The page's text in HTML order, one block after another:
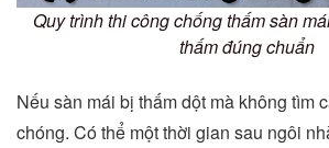
Quy trình thi công chống thấm sàn
thấm đúng chuẩn
Nếu sàn mái bị thấm dột mà không tìm
chóng. Có thể một thời gian sau ngôi